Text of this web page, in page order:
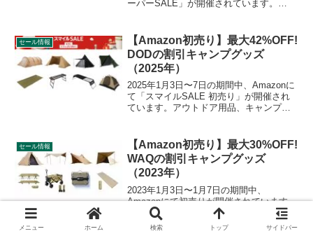
ーパーSALE」が開催されています。
します。詳細をレビューします。
セール情報
【Amazon初売り】最大42%OFF!
DODの割引キャンプグッズ
（2025年）
2025年1月3日〜7日の期間中、Amazonに
て「スマイルSALE 初売り」が開催され
ています。アウトドア用品、キャンプ用
ッズもお得に購入できます。詳細をレビ
ューします。...
セール情報
【Amazon初売り】最大30%OFF!
WAQの割引キャンプグッズ
（2023年）
2023年1月3日〜1月7日の期間中、
Amazonにて初売りが開催されています。
ポイント還元率が上がるポイントアップ
キャンペーンも同時開催されています。
メニュー ホーム 検索 トップ サイドバー